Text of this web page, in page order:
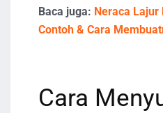
Baca juga: Neraca Lajur
Contoh & Cara
Cara